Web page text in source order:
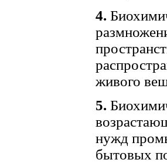
4.
живого
5.
нужд
бытовых